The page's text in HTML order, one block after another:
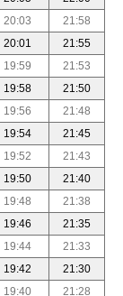
20:03
21:58
20:01
21:55
19:59
21:53
19:58
21:50
19:56
21:48
19:54
21:45
19:52
21:43
19:50
21:40
19:48
21:38
19:46
21:35
19:44
21:33
19:42
21:30
19:40
21:28